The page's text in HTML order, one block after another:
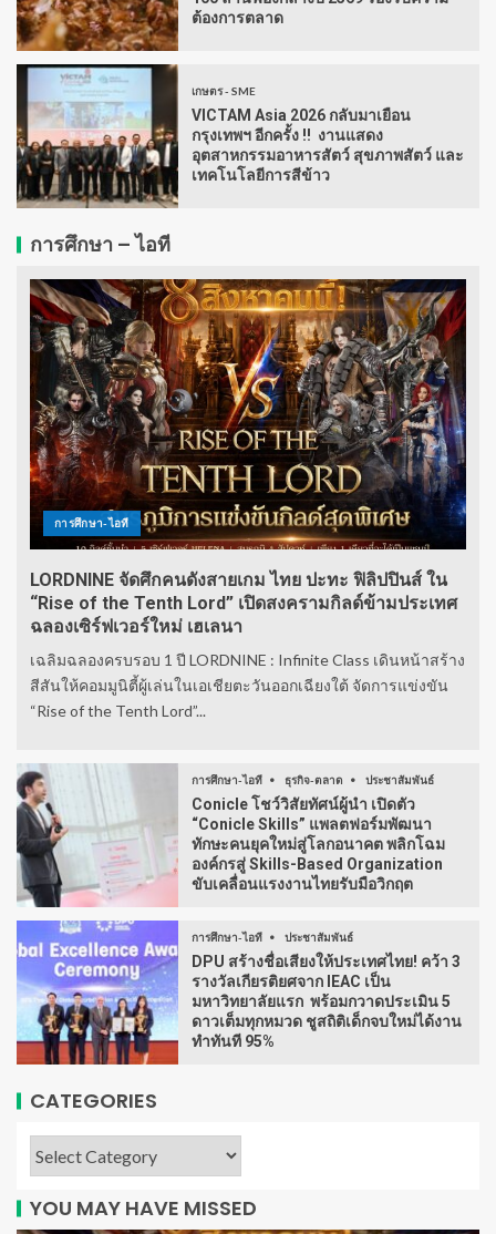
ต้องการตลาด
เกษตร - SME
VICTAM Asia 2026 กลับมาเยือน
กรุงเทพฯ อีกครั้ง !! งานแสดง
อุตสาหกรรมอาหารสัตว์ สุขภาพสัตว์ และ
เทคโนโลยีการสีข้าว
การศึกษา – ไอที
การศึกษา-ไอที
LORDNINE จัดศึกคนดังสายเกม ไทย ปะทะ ฟิลิปปินส์ ใน
“Rise of the Tenth Lord” เปิดสงครามกิลด์ข้ามประเทศ
ฉลองเซิร์ฟเวอร์ใหม่ เฮเลนา
เฉลิมฉลองครบรอบ 1 ปี LORDNINE : Infinite Class เดินหน้าสร้าง
สีสันให้คอมมูนิตี้ผู้เล่นในเอเชียตะวันออกเฉียงใต้ จัดการแข่งขัน
“Rise of the Tenth Lord”...
การศึกษา-ไอที ธุรกิจ-ตลาด ประชาสัมพันธ์
Conicle โชว์วิสัยทัศน์ผู้นำ เปิดตัว
“Conicle Skills” แพลตฟอร์มพัฒนา
ทักษะคนยุคใหม่สู่โลกอนาคต พลิกโฉม
องค์กรสู่ Skills-Based Organization
ขับเคลื่อนแรงงานไทยรับมือวิกฤต
การศึกษา-ไอที ประชาสัมพันธ์
DPU สร้างชื่อเสียงให้ประเทศไทย! คว้า 3
รางวัลเกียรติยศจาก IEAC เป็น
มหาวิทยาลัยแรก พร้อมกวาดประเมิน 5
ดาวเต็มทุกหมวด ชูสถิติเด็กจบใหม่ได้งาน
ทำทันที 95%
CATEGORIES
YOU MAY HAVE MISSED